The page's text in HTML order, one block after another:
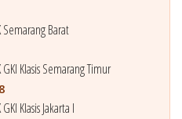
Semarang Barat
Klasis Semarang Timur
Klasis Jakarta I